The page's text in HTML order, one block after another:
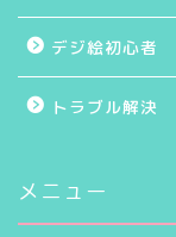
デジ絵初心者
トラブル解決
メニュー